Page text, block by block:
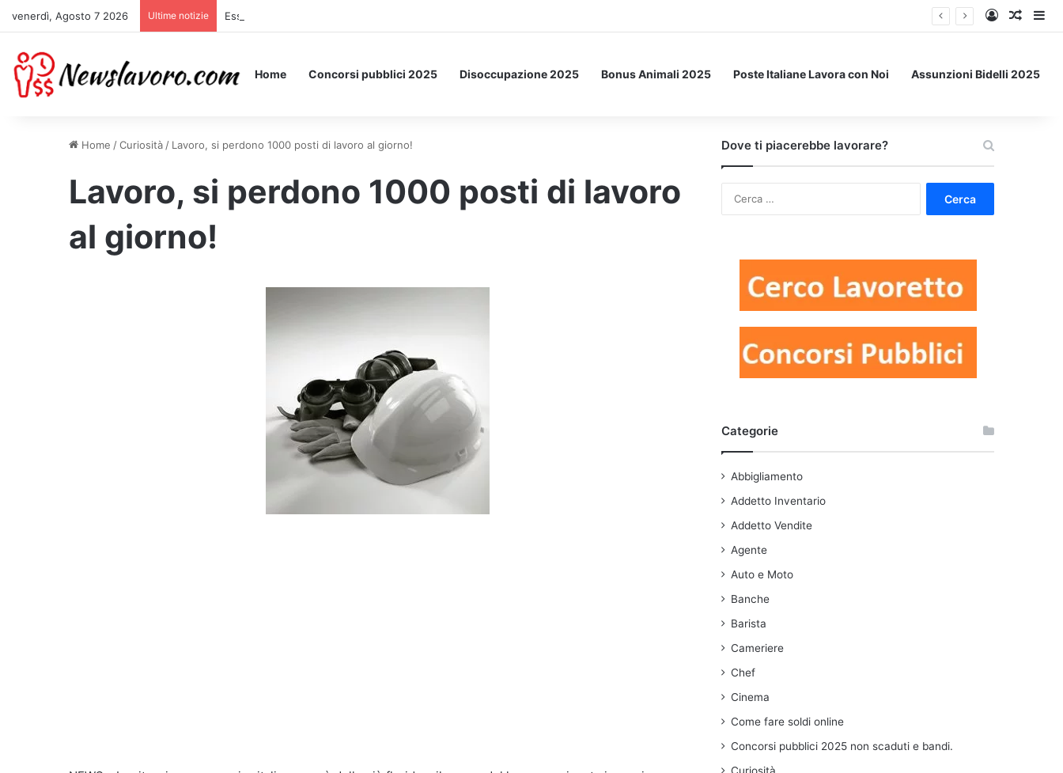
venerdì, Agosto 7 2026 Ultime notizie Essere Pagati per Stare a Letto: ecco l’esperimento spaziale. Accedi
Un
Home Concorsi pubblici 2025 Disoccupazione 2025 Bonus Animali 2025 Poste Italiane Lavora con Noi Assunzioni Bidelli 2025
Home /Curiosità / Lavoro, si perdono 1000 posti di lavoro al giorno!
Lavoro, si perdono 1000 posti di lavoro
al giorno!
Dove ti piacerebbe lavorare?
Categorie
Abbigliamento
Addetto Inventario
Addetto Vendite
Agente
Auto e Moto
Banche
Barista
Cameriere
Chef
Cinema
Come fare soldi online
Concorsi pubblici 2025 non scaduti e bandi.
Curiosità